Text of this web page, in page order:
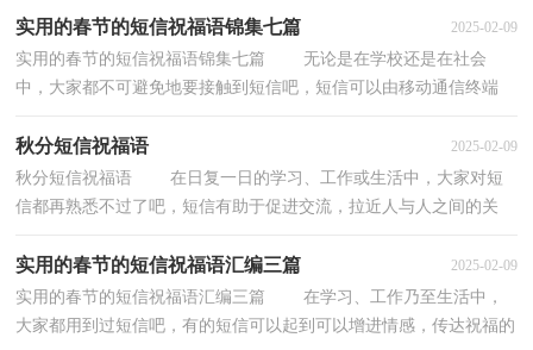
实用的春节的短信祝福语锦集七篇 2025-02-09
实用的春节的短信祝福语锦集七篇 无论是在学校还是在社会
中，大家都不可避免地要接触到短信吧，短信可以由移动通信终端
秋分短信祝福语 2025-02-09
秋分短信祝福语 在日复一日的学习、工作或生活中，大家对短
信都再熟悉不过了吧，短信有助于促进交流，拉近人与人之间的关
实用的春节的短信祝福语汇编三篇 2025-02-09
实用的春节的短信祝福语汇编三篇 在学习、工作乃至生活中，
大家都用到过短信吧，有的短信可以起到可以增进情感，传达祝福的